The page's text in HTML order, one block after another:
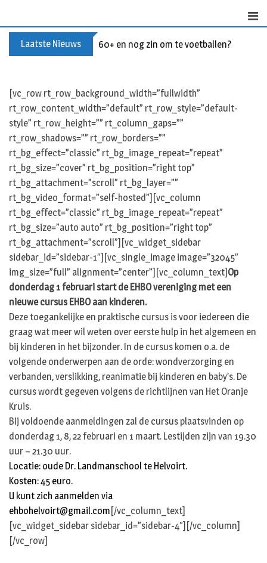
Laatste Nieuws 60+ en nog zin om te voetballen? Kom
[vc_row rt_row_background_width=”fullwidth”
rt_row_content_width=”default” rt_row_style=”default-
style” rt_row_height=”” rt_column_gaps=””
rt_row_shadows=”” rt_row_borders=””
rt_bg_effect=”classic” rt_bg_image_repeat=”repeat”
rt_bg_size=”cover” rt_bg_position=”right top”
rt_bg_attachment=”scroll” rt_bg_layer=””
rt_bg_video_format=”self-hosted”][vc_column
rt_bg_effect=”classic” rt_bg_image_repeat=”repeat”
rt_bg_size=”auto auto” rt_bg_position=”right top”
rt_bg_attachment=”scroll”][vc_widget_sidebar
sidebar_id=”sidebar-1″][vc_single_image image=”32045″
img_size=”full” alignment=”center”][vc_column_text] Op
donderdag 1 februari start de EHBO vereniging met een
nieuwe cursus EHBO aan kinderen.
Deze toegankelijke en praktische cursus is voor iedereen die
graag wat meer wil weten over eerste hulp in het algemeen en
bij kinderen in het bijzonder. In de cursus komen o.a. de
volgende onderwerpen aan de orde: wondverzorging en
verbanden, verslikking, reanimatie bij kinderen en baby’s. De
cursus wordt gegeven volgens de richtlijnen van Het Oranje
Kruis.
Bij voldoende aanmeldingen zal de cursus plaatsvinden op
donderdag 1, 8, 22 februari en 1 maart. Lestijden zijn van 19.30
uur – 21.30 uur.
Locatie: oude Dr. Landmanschool te Helvoirt.
Kosten: 45 euro.
U kunt zich aanmelden via
ehbohelvoirt@gmail.com [/vc_column_text]
[vc_widget_sidebar sidebar_id=”sidebar-4″][/vc_column]
[/vc_row]